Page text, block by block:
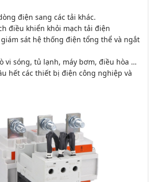
điện sang các tải khác.
điều khiển khỏi mạch tải điện
giám sát hệ thống điện tổng thể và ngắt
vi sóng, tủ lạnh, máy bơm, điều hòa …
hết các thiết bị điện công nghiệp và